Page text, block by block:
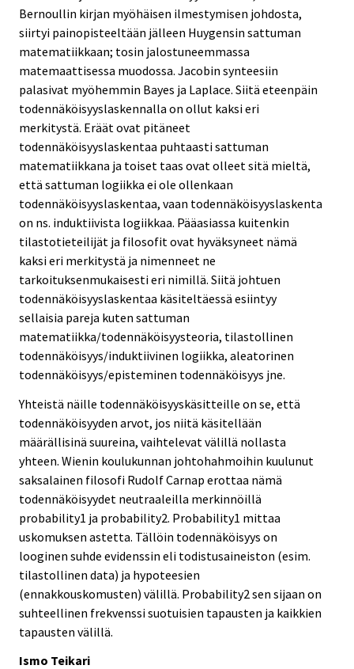
Bernoullin kirjan myöhäisen ilmestymisen johdosta,
siirtyi painopisteeltään jälleen Huygensin sattuman
matematiikkaan; tosin jalostuneemmassa
matemaattisessa muodossa. Jacobin synteesiin
palasivat myöhemmin Bayes ja Laplace. Siitä eteenpäin
todennäköisyyslaskennalla on ollut kaksi eri
merkitystä. Eräät ovat pitäneet
todennäköisyyslaskentaa puhtaasti sattuman
matematiikkana ja toiset taas ovat olleet sitä mieltä,
että sattuman logiikka ei ole ollenkaan
todennäköisyyslaskentaa, vaan todennäköisyyslaskenta
on ns. induktiivista logiikkaa. Pääasiassa kuitenkin
tilastotieteilijät ja filosofit ovat hyväksyneet nämä
kaksi eri merkitystä ja nimenneet ne
tarkoituksenmukaisesti eri nimillä. Siitä johtuen
todennäköisyyslaskentaa käsiteltäessä esiintyy
sellaisia pareja kuten sattuman
matematiikka/todennäköisyysteoria, tilastollinen
todennäköisyys/induktiivinen logiikka, aleatorinen
todennäköisyys/episteminen todennäköisyys jne.
Yhteistä näille todennäköisyyskäsitteille on se, että
todennäköisyyden arvot, jos niitä käsitellään
määrällisinä suureina, vaihtelevat välillä nollasta
yhteen. Wienin koulukunnan johtohahmoihin kuulunut
saksalainen filosofi Rudolf Carnap erottaa nämä
todennäköisyydet neutraaleilla merkinnöillä
probability1 ja probability2. Probability1 mittaa
uskomuksen astetta. Tällöin todennäköisyys on
looginen suhde evidenssin eli todistusaineiston (esim.
tilastollinen data) ja hypoteesien
(ennakkouskomusten) välillä. Probability2 sen sijaan on
suhteellinen frekvenssi suotuisien tapausten ja kaikkien
tapausten välillä.
Ismo Teikari